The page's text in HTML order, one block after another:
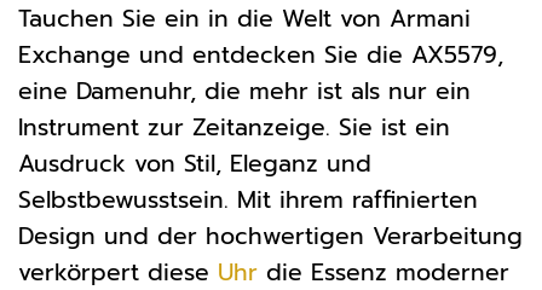
Tauchen Sie ein in die Welt von Armani
Exchange und entdecken Sie die AX5579,
eine Damenuhr, die mehr ist als nur ein
Instrument zur Zeitanzeige. Sie ist ein
Ausdruck von Stil, Eleganz und
Selbstbewusstsein. Mit ihrem raffinierten
Design und der hochwertigen Verarbeitung
verkörpert diese Uhr die Essenz moderner